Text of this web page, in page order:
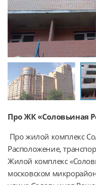
Про ЖК «Соловьиная
Расположение,
Жилой комплекс
московском